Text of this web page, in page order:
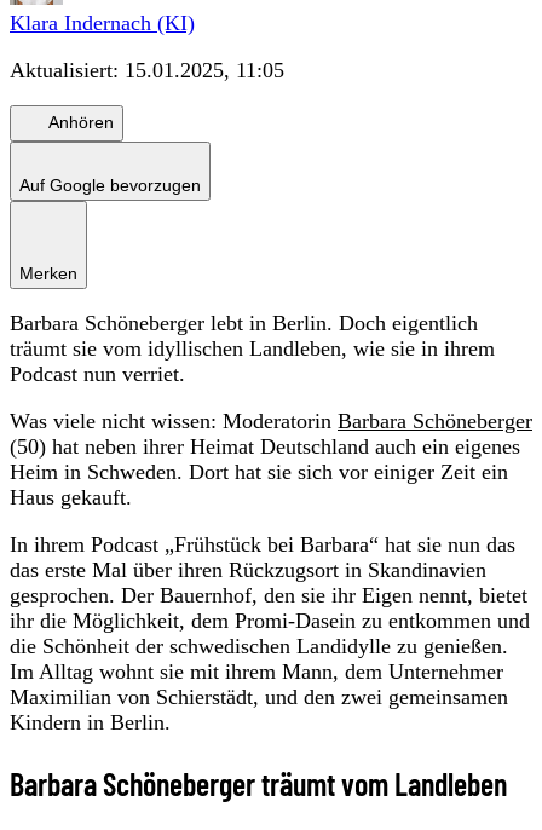
Klara Indernach (KI)
Aktualisiert: 15.01.2025, 11:05
Anhören
Auf Google bevorzugen
Merken
Barbara Schöneberger lebt in Berlin. Doch eigentlich
träumt sie vom idyllischen Landleben, wie sie in ihrem
Podcast nun verriet.
Was viele nicht wissen: Moderatorin Barbara Schöneberger
(50) hat neben ihrer Heimat Deutschland auch ein eigenes
Heim in Schweden. Dort hat sie sich vor einiger Zeit ein
Haus gekauft.
In ihrem Podcast „Frühstück bei Barbara“ hat sie nun das
das erste Mal über ihren Rückzugsort in Skandinavien
gesprochen. Der Bauernhof, den sie ihr Eigen nennt, bietet
ihr die Möglichkeit, dem Promi-Dasein zu entkommen und
die Schönheit der schwedischen Landidylle zu genießen.
Im Alltag wohnt sie mit ihrem Mann, dem Unternehmer
Maximilian von Schierstädt, und den zwei gemeinsamen
Kindern in Berlin.
Barbara Schöneberger träumt vom Landleben